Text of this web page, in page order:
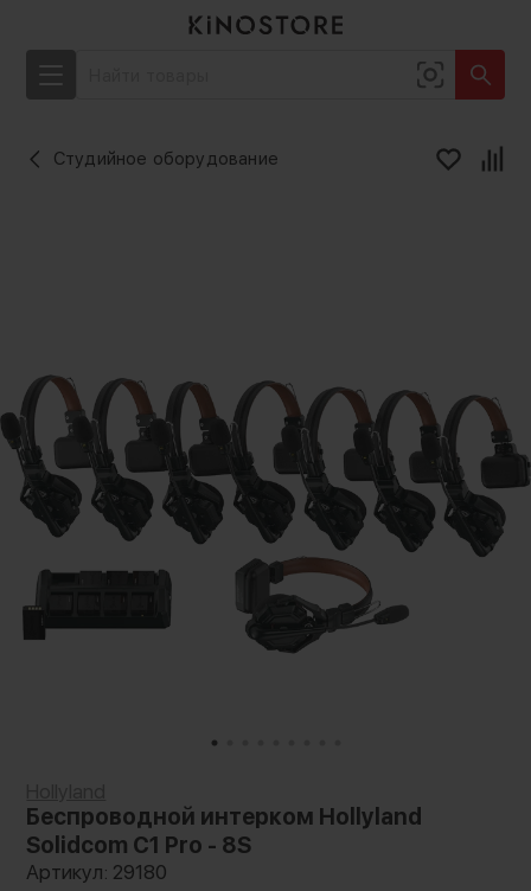
Студийное оборудование
Беспроводной интерком Hollyland
Solidcom C1 Pro - 8S
Артикул: 29180